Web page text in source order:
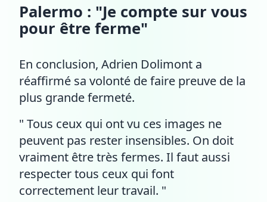
Palermo : "Je compte sur vous
pour être ferme"
En conclusion, Adrien Dolimont a
réaffirmé sa volonté de faire preuve de la
plus grande fermeté.
" Tous ceux qui ont vu ces images ne
peuvent pas rester insensibles. On doit
vraiment être très fermes. Il faut aussi
respecter tous ceux qui font
correctement leur travail. "